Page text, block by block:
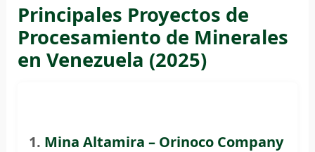
Principales Proyectos de
Procesamiento de Minerales
en Venezuela (2025)
1. Mina Altamira – Orinoco Company